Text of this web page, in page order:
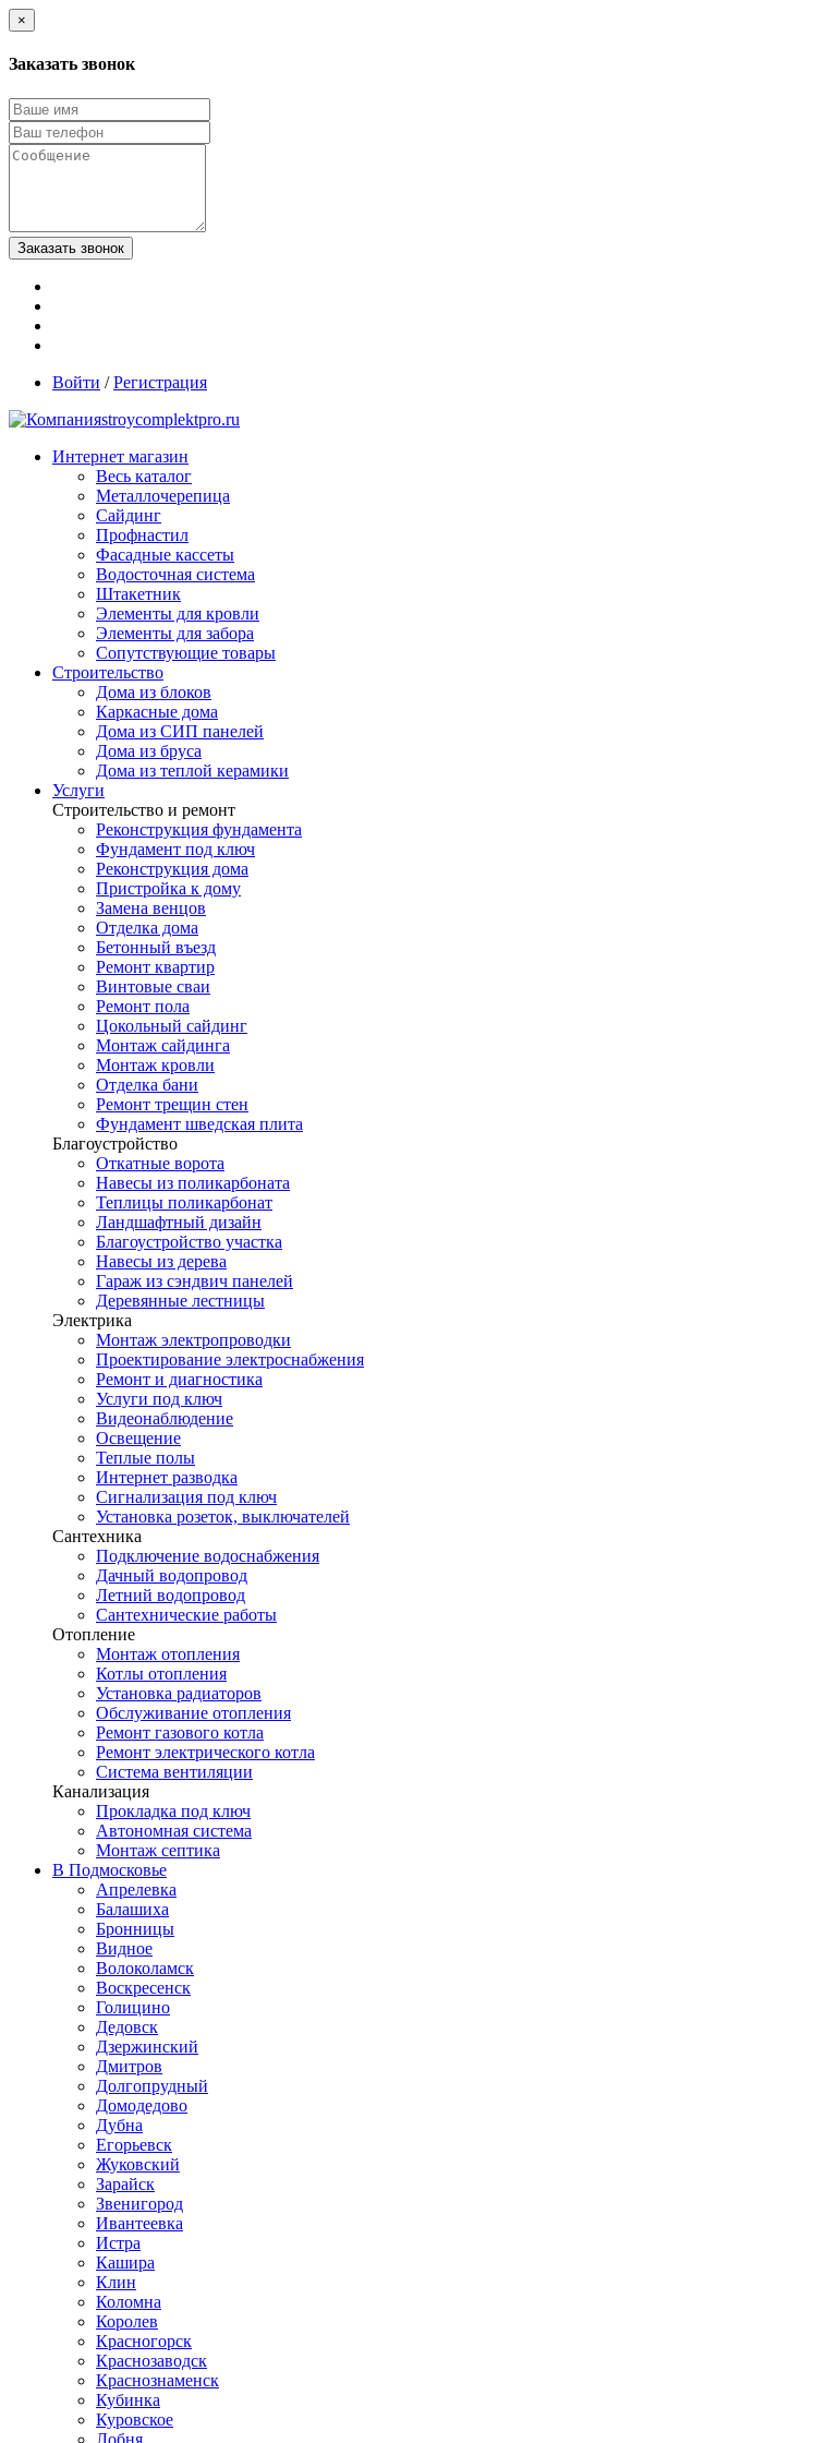
×
Заказать звонок
Войти /Регистрация
stroycomplektpro.ru
Интернет магазин
Весь каталог
Металлочерепица
Сайдинг
Профнастил
Фасадные кассеты
Водосточная система
Штакетник
Элементы для кровли
Элементы для забора
Сопутствующие товары
Строительство
Дома из блоков
Каркасные дома
Дома из СИП панелей
Дома из бруса
Дома из теплой керамики
Услуги
Строительство и ремонт
Реконструкция фундамента
Фундамент под ключ
Реконструкция дома
Пристройка к дому
Замена венцов
Отделка дома
Бетонный въезд
Ремонт квартир
Винтовые сваи
Ремонт пола
Цокольный сайдинг
Монтаж сайдинга
Монтаж кровли
Отделка бани
Ремонт трещин стен
Фундамент шведская плита
Благоустройство
Откатные ворота
Навесы из поликарбоната
Теплицы поликарбонат
Ландшафтный дизайн
Благоустройство участка
Навесы из дерева
Гараж из сэндвич панелей
Деревянные лестницы
Электрика
Монтаж электропроводки
Проектирование электроснабжения
Ремонт и диагностика
Услуги под ключ
Видеонаблюдение
Освещение
Теплые полы
Интернет разводка
Сигнализация под ключ
Установка розеток, выключателей
Сантехника
Подключение водоснабжения
Дачный водопровод
Летний водопровод
Сантехнические работы
Отопление
Монтаж отопления
Котлы отопления
Установка радиаторов
Обслуживание отопления
Ремонт газового котла
Ремонт электрического котла
Система вентиляции
Канализация
Прокладка под ключ
Автономная система
Монтаж септика
В Подмосковье
Апрелевка
Балашиха
Бронницы
Видное
Волоколамск
Воскресенск
Голицино
Дедовск
Дзержинский
Дмитров
Долгопрудный
Домодедово
Дубна
Егорьевск
Жуковский
Зарайск
Звенигород
Ивантеевка
Истра
Кашира
Клин
Коломна
Королев
Красногорск
Краснозаводск
Краснознаменск
Кубинка
Куровское
Лобня